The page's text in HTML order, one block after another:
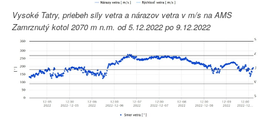
Vysoké Tatry, priebeh sily vetra a nárazov vetra v m/s na AMS
Zamrznutý kotol 2070 m n.m. od 5.12.2022 po 9.12.2022